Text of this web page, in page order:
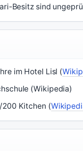
Besitz sind
im Hotel Lisl (
(Wikipedia)
200 Kitchen (